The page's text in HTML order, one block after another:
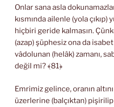
Onlar sana asla
kısmında ailenle (yola
hiçbiri geride kalmasın.
(azap) şüphesiz ona da
vâdolunan (helâk) zamanı,
değil mi? ﴾81﴿
Emrimiz gelince, oranın
üzerlerine (balçıktan)